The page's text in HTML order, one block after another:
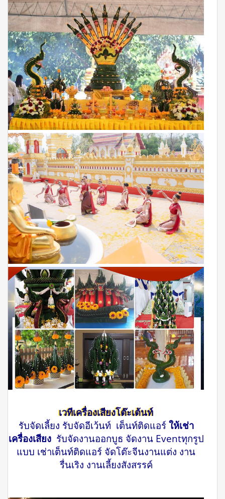
เวทีเครื่องเสียงโต๊ะเต้นท์
รับจัดเลี้ยง รับจัดอีเว้นท์ เต็นท์ติดแอร์ ให้เช่า
เครื่องเสียง รับจัดงานออกบูธ จัดงาน Eventทุกรูป
แบบ เช่าเต็นท์ติดแอร์ จัดโต๊ะจีนงานแต่ง งาน
รื่นเริง งานเลี้ยงสังสรรค์